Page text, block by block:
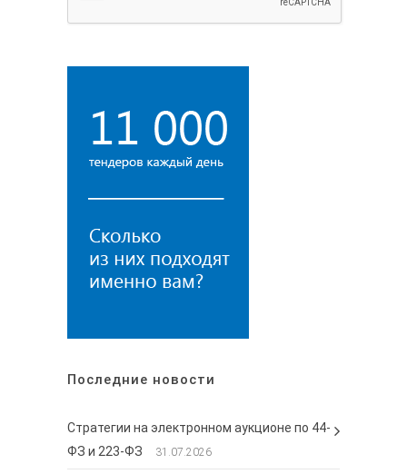
Последние новости
Стратегии на электронном аукционе по 44-
ФЗ и 223-ФЗ
31.07.2026